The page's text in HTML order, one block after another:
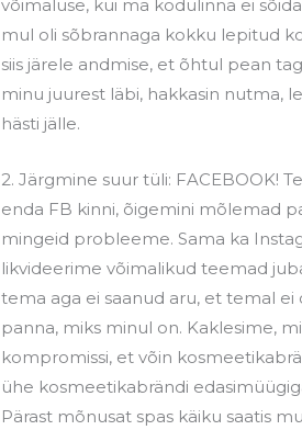
võimaluse, kui ma kodulinna ei
mul oli sõbrannaga kokku lepitud
siis järele andmise, et õhtul pean
minu juurest läbi, hakkasin nutma,
hästi jälle.
2. Järgmine suur tüli: FACEBOOK!
enda FB kinni, õigemini mõlemad
mingeid probleeme. Sama ka
likvideerime võimalikud teemad
tema aga ei saanud aru, et temal
panna, miks minul on. Kaklesime,
kompromissi, et võin
ühe kosmeetikabrändi
Pärast mõnusat spas käiku saatis